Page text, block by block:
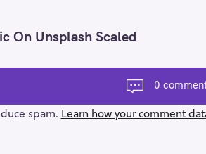
On Unsplash Scaled
0
spam. Learn how your comment